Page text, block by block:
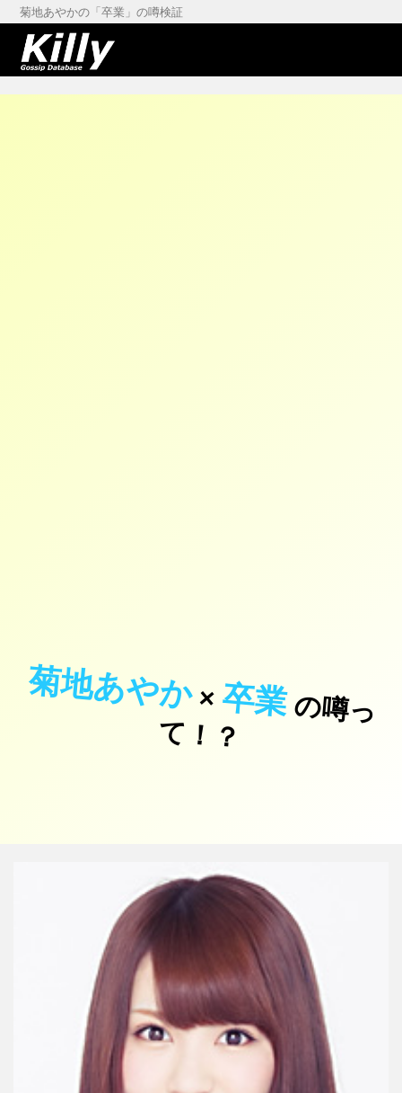
菊地あやかの「卒業」の噂検証
菊地あやか×卒業の
噂
っ
て
！
？